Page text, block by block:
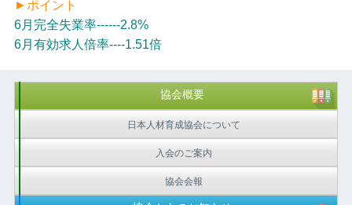
►ポイント
6月完全失業率------2.8%
6月有効求人倍率----1.51倍
協会概要
日本人材育成協会について
入会のご案内
協会会報